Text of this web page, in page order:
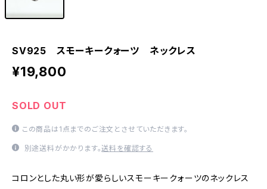
SV925 スモーキークォーツ ネックレス
¥19,800
SOLD OUT
この商品は1点までのご注文とさせていただきます。
別途送料がかかります。送料を確認する
コロンとした丸い形が愛らしいスモーキークォーツのネックレス